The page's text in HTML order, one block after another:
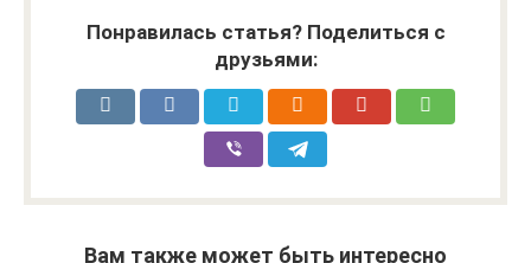
Понравилась статья? Поделиться с
друзьями:
Вам также может быть интересно